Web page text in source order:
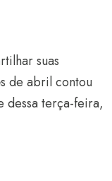
suas
de abril contou
dessa terça-feira,